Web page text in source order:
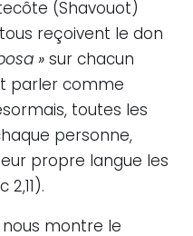
(Shavouot)
reçoivent le don
» sur chacun
parler comme
toutes les
personne,
propre langue les
nous montre le